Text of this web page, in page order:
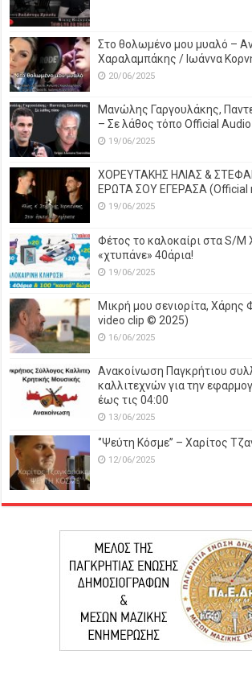
Στο θολωμένο μου μυαλό –
Χαραλαμπάκης / Ιωάννα
20/06/2025
Μανώλης Γαργουλάκης,
– Σε λάθος τόπο Official
19/06/2025
ΧΟΡΕΥΤΑΚΗΣ ΗΛΙΑΣ &
ΕΡΩΤΑ ΣΟΥ ΕΓΕΡΑΣΑ (Official
19/06/2025
Φέτος το καλοκαίρι στα S/M
«χτυπάνε» 40άρια!
19/06/2025
Μικρή μου σενιορίτα, Χάρης
video clip © 2025)
16/06/2025
Ανακοίνωση Παγκρήτιου
καλλιτεχνών για την
έως τις 04:00
13/06/2025
‘’Ψεύτη Κόσμε’’ – Χαρίτος
12/06/2025